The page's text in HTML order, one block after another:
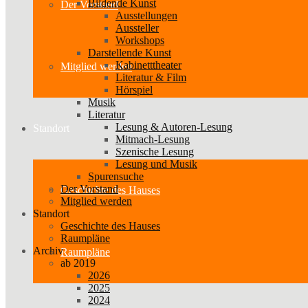
Der Vorstand
Mitglied werden
Standort
Geschichte des Hauses
Raumpläne
Bildende Kunst
Ausstellungen
Aussteller
Workshops
Darstellende Kunst
Kabinetttheater
Literatur & Film
Hörspiel
Musik
Literatur
Lesung & Autoren-Lesung
Mitmach-Lesung
Szenische Lesung
Lesung und Musik
Spurensuche
Der Vorstand
Mitglied werden
Standort
Geschichte des Hauses
Raumpläne
Archiv
ab 2019
2026
2025
2024